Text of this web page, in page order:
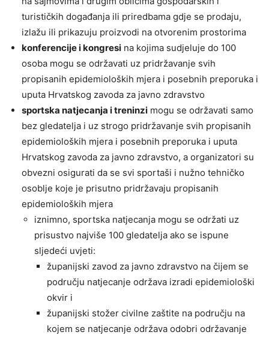
turističkih događanja ili priredbama gdje se prodaju,
izlažu ili prikazuju proizvodi na otvorenim prostorima
konferencije i kongresi na kojima sudjeluje do 100
osoba mogu se održavati uz pridržavanje svih
propisanih epidemioloških mjera i posebnih preporuka i
uputa Hrvatskog zavoda za javno zdravstvo
sportska natjecanja i treninzi mogu se održavati samo
bez gledatelja i uz strogo pridržavanje svih propisanih
epidemioloških mjera i posebnih preporuka i uputa
Hrvatskog zavoda za javno zdravstvo, a organizatori su
obvezni osigurati da se svi sportaši i nužno tehničko
osoblje koje je prisutno pridržavaju propisanih
epidemioloških mjera
iznimno, sportska natjecanja mogu se održati uz
prisustvo najviše 100 gledatelja ako se ispune
sljedeći uvjeti:
županijski zavod za javno zdravstvo na čijem se
području natjecanje održava izradi epidemiološki
okvir i
županijski stožer civilne zaštite na području na
kojem se natjecanje održava odobri održavanje